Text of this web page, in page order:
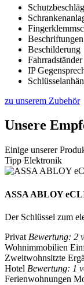
Beschriftungen
Beschilderung
Fahrradständer
IP
zu unserem Zubehör
Unsere
Einige unserer
Tipp Elektronik
ASSA ABLOY
Der Schlüssel zum
Privat Bewertung: 2
Wohnimmobilien
Zweitwohnsitzte
Hotel Bewertung: 1
Ferienwohnungen